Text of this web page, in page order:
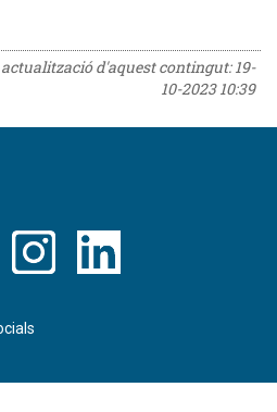
d'aquest contingut:19-
10-2023 10:39